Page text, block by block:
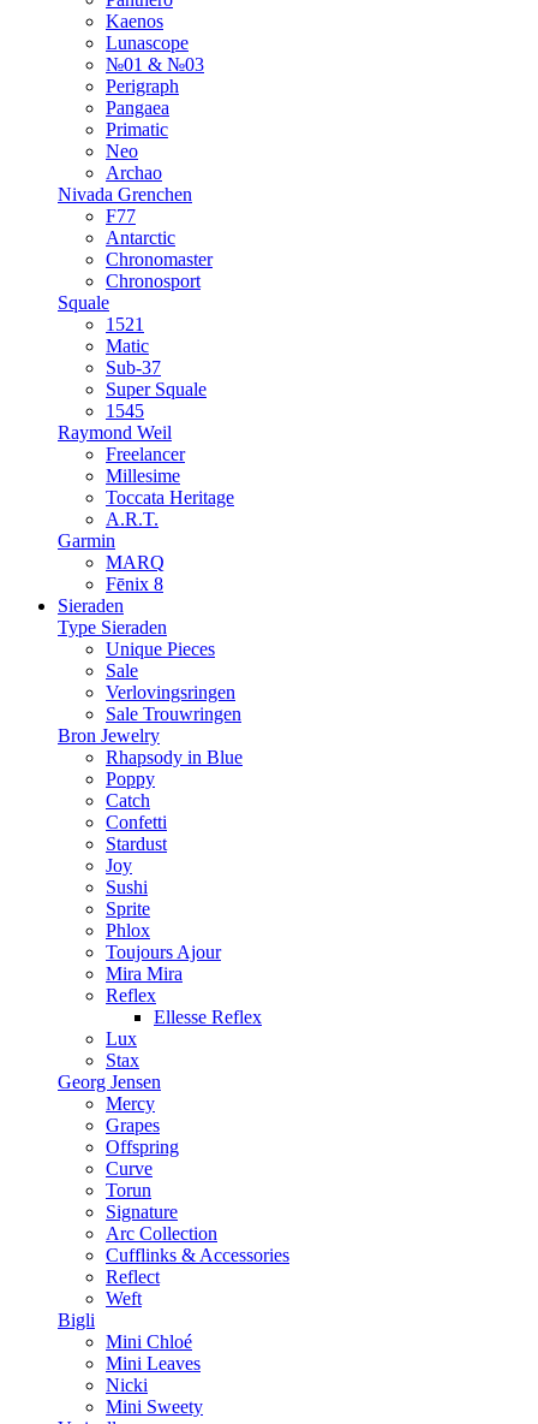
Kaenos
Lunascope
№01 & №03
Perigraph
Pangaea
Primatic
Neo
Archao
Nivada Grenchen
F77
Antarctic
Chronomaster
Chronosport
Squale
1521
Matic
Sub-37
Super Squale
1545
Raymond Weil
Freelancer
Millesime
Toccata Heritage
A.R.T.
Garmin
MARQ
Fēnix 8
Sieraden
Type Sieraden
Unique Pieces
Sale
Verlovingsringen
Sale Trouwringen
Bron Jewelry
Rhapsody in Blue
Poppy
Catch
Confetti
Stardust
Joy
Sushi
Sprite
Phlox
Toujours Ajour
Mira Mira
Reflex
Ellesse Reflex
Lux
Stax
Georg Jensen
Mercy
Grapes
Offspring
Curve
Torun
Signature
Arc Collection
Cufflinks & Accessories
Reflect
Weft
Bigli
Mini Chloé
Mini Leaves
Nicki
Mini Sweety